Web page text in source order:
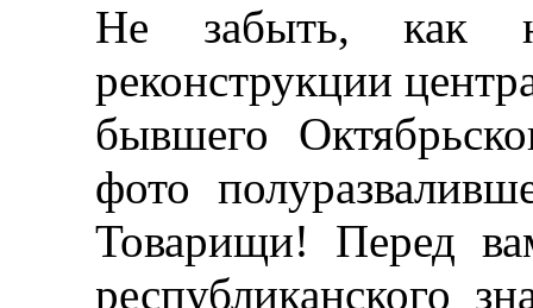
Не забыть, как
реконструкции
бывшего
фото
Товарищи! Перед
республиканского